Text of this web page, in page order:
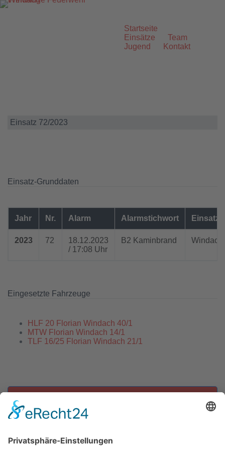
Zum
Startseite
Einsätze
Team
Jugend
Kontakt
Einsatz 72/2023
Einsatz-Grunddaten
Jahr Nr. Alarm Alarmstichwort
2023 72
18.12.2023
/ 17:08 Uhr
B2 Kaminbrand Windach
Eingesetzte Fahrzeuge
HLF 20 Florian Windach 40/1
MTW Florian Windach 14/1
TLF 16/25 Florian Windach 21/1